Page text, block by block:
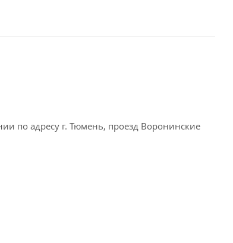
по адресу г. Тюмень, проезд Воронинские